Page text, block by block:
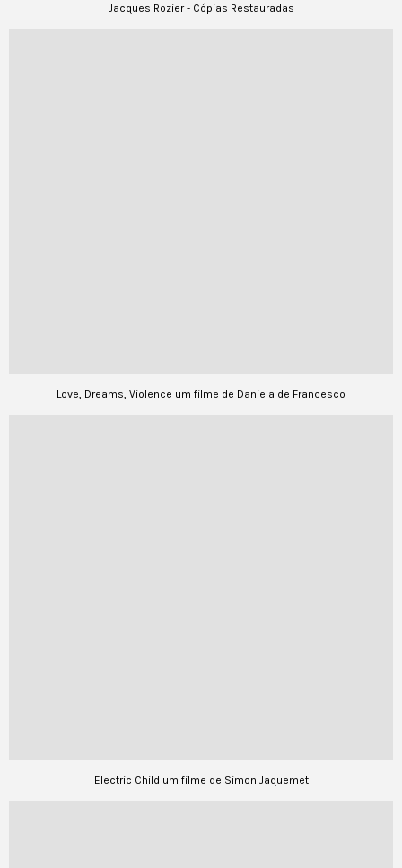
Jacques Rozier - Cópias Restauradas
Love, Dreams, Violence um filme de Daniela de Francesco
Electric Child um filme de Simon Jaquemet